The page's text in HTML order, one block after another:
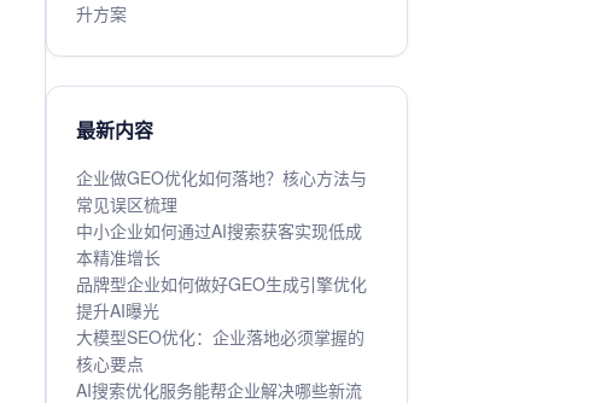
升方案
最新内容
企业做GEO优化如何落地？核心方法与
常见误区梳理
中小企业如何通过AI搜索获客实现低成
本精准增长
品牌型企业如何做好GEO生成引擎优化
提升AI曝光
大模型SEO优化：企业落地必须掌握的
核心要点
AI搜索优化服务能帮企业解决哪些新流